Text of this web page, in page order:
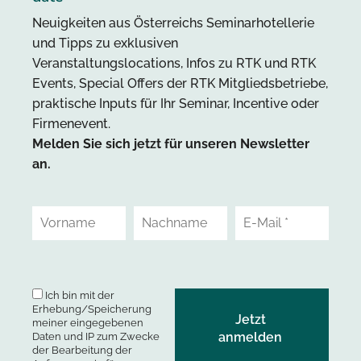
Neuigkeiten aus Österreichs Seminarhotellerie
und Tipps zu exklusiven
Veranstaltungslocations, Infos zu RTK und RTK
Events, Special Offers der RTK Mitgliedsbetriebe,
praktische Inputs für Ihr Seminar, Incentive oder
Firmenevent.
Melden Sie sich jetzt für unseren Newsletter
an.
Ich bin mit der
Erhebung/Speicherung
meiner eingegebenen
Daten und IP zum Zwecke
der Bearbeitung der